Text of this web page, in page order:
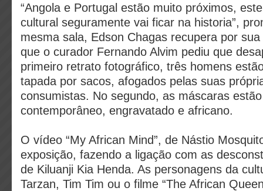
“Angola e Portugal estão muito próximos,
cultural seguramente vai ficar na historia”,
mesma sala, Edson Chagas recupera por
que o curador Fernando Alvim pediu que
primeiro retrato fotográfico, três homens
tapada por sacos, afogados pelas suas
consumistas. No segundo, as máscaras
contemporâneo, engravatado e africano.
O vídeo “My African Mind”, de Nástio
exposição, fazendo a ligação com as
de Kiluanji Kia Henda. As personagens da
Tarzan, Tim Tim ou o filme “The African